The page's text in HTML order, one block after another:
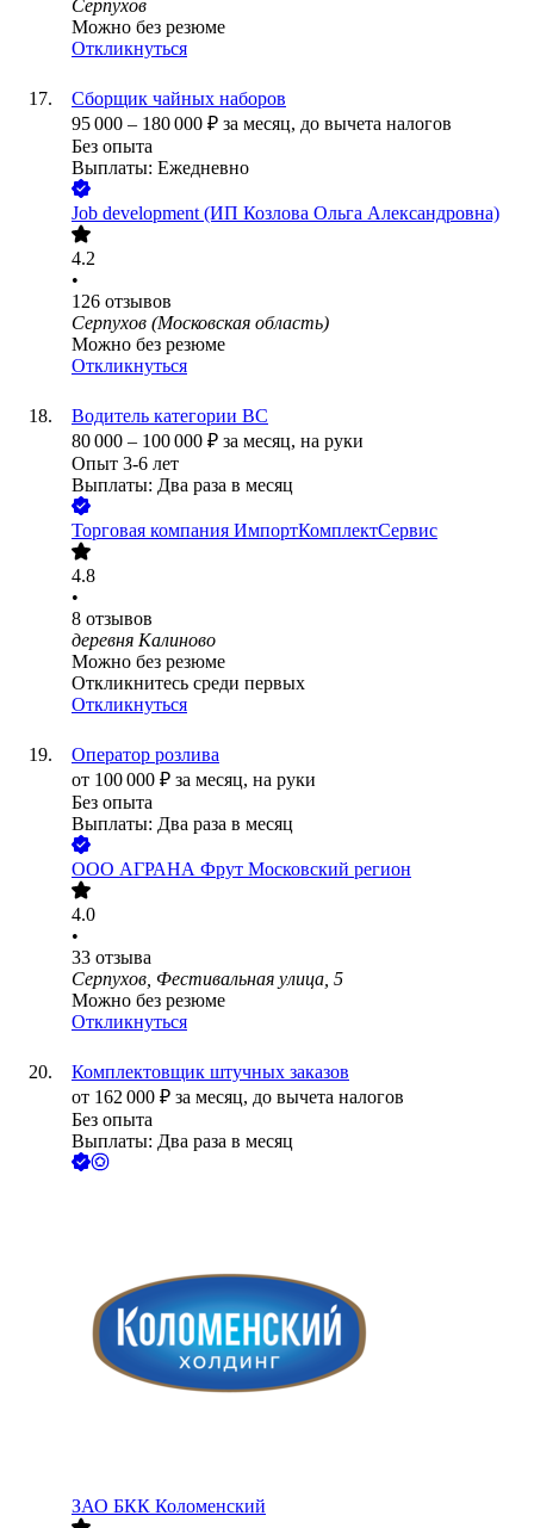
Серпухов
Можно без резюме
Откликнуться
Сборщик чайных наборов
95 000 – 180 000 ₽ за месяц, до вычета налогов
Без опыта
Выплаты: Ежедневно
Job development (ИП Козлова Ольга Александровна)
4.2
•
126 отзывов
Серпухов (Московская область)
Можно без резюме
Откликнуться
Водитель категории BC
80 000 – 100 000 ₽ за месяц, на руки
Опыт 3-6 лет
Выплаты: Два раза в месяц
Торговая компания ИмпортКомплектСервис
4.8
•
8 отзывов
деревня Калиново
Можно без резюме
Откликнитесь среди первых
Откликнуться
Оператор розлива
от 100 000 ₽ за месяц, на руки
Без опыта
Выплаты: Два раза в месяц
ООО АГРАНА Фрут Московский регион
4.0
•
33 отзыва
Серпухов, Фестивальная улица, 5
Можно без резюме
Откликнуться
Комплектовщик штучных заказов
от 162 000 ₽ за месяц, до вычета налогов
Без опыта
Выплаты: Два раза в месяц
ЗАО БКК Коломенский